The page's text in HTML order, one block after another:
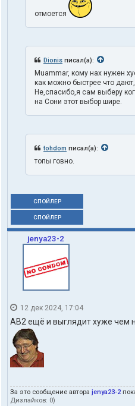
отмоется
Dionis писал(а):
Muammar, кому нах нужен
как можно быстрее что
Не,спасибо,я сам выберу
на Сони этот выбор шире.
tohdom писал(а):
топы говно.
СПОЙЛЕР
СПОЙЛЕР
jenya23-2
12 дек 2024, 17:04
АВ2 ещё и выглядит хуже чем
За это сообщение автора jenya23-2
Дизлайков: 0)